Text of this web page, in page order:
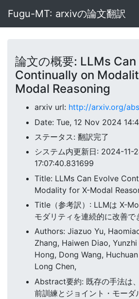
Fugu-MT: arxivの論文翻訳
論文の概要: LLMs
Continually on
Modal Reasoning
arxiv url: http://arxiv.org/
Date: Tue, 12 Nov 2024
ステータス: 翻訳完了
システム内更新日: 2024-11-
17:07:40.831699
Title: LLMs Can Evolve
Modality for X-Modal
Title（参考訳）: LLMは X-
モダリティを連続的に改善で
Authors: Jiazuo Yu,
Zhang, Haiwen Diao,
Hong, Dong Wang,
Long Chen,
Abstract要約: 既存の手法は
前訓練とジョイント・モーダ